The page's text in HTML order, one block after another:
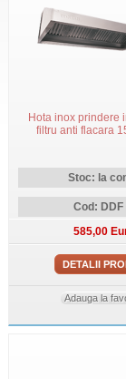
Hota inox prindere
filtru anti flacara
Stoc: la
Cod: DDF
585,00
DETALII
Adauga la